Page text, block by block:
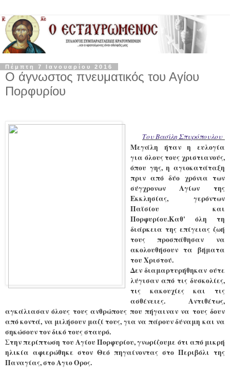
Πέμπτη 7 Ιανουαρίου 2016
Ο άγνωστος πνευματικός του Αγίου
Πορφυρίου
Του Βασίλη Σπυρόπουλου
Μεγάλη ήταν η ευλογία
για όλους τους χριστιανούς,
όπου γης, η αγιοκατάταξη
πριν από δύο χρόνια των
σύγχρονων Αγίων της
Εκκλησίας, γερόντων
Παϊσίου και
Πορφυρίου.Καθ' όλη τη
διάρκεια της επίγειας ζωή
τους προσπάθησαν να
ακολουθήσουν τα βήματα
του Χριστού.
Δεν διαμαρτυρήθηκαν ούτε
λύγισαν από τις δυσκολίες,
τις κακουχίες και τις
ασθένειες. Αντιθέτως,
αγκάλιασαν όλους τους ανθρώπους που πήγαιναν να τους δουν
από κοντά, να μιλήσουν μαζί τους, για να πάρουν δύναμη και να
σηκώσουν τον δικό τους σταυρό.
Στην περίπτωση του Αγίου Πορφυρίου, γνωρίζουμε ότι από μικρή
ηλικία αφιερώθηκε στον Θεό πηγαίνοντας στο Περιβόλι της
Παναγίας, στο Αγιο Ορος.